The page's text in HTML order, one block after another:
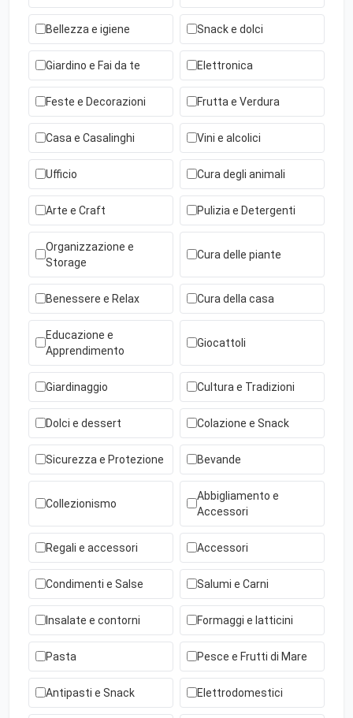
Bellezza e igiene Snack e dolci
Giardino e Fai da te Elettronica
Feste e Decorazioni Frutta e Verdura
Casa e Casalinghi Vini e alcolici
Ufficio Cura degli animali
Arte e Craft Pulizia e Detergenti
Organizzazione e
Storage
Cura delle piante
Benessere e Relax Cura della casa
Educazione e
Apprendimento
Giocattoli
Giardinaggio Cultura e Tradizioni
Dolci e dessert Colazione e Snack
Sicurezza e Protezione Bevande
Collezionismo
Abbigliamento e
Accessori
Regali e accessori Accessori
Condimenti e Salse Salumi e Carni
Insalate e contorni Formaggi e latticini
Pasta Pesce e Frutti di Mare
Antipasti e Snack Elettrodomestici